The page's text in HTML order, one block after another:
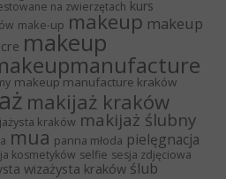
na zwierzętach kurs
make-up makeup makeup
makeup
makeup manufacture kraków
makijaż kraków
kraków makijaż ślubny
mua panna młoda pielęgnacja
kosmetyków selfie sesja zdjęciowa
wizażysta kraków ślub